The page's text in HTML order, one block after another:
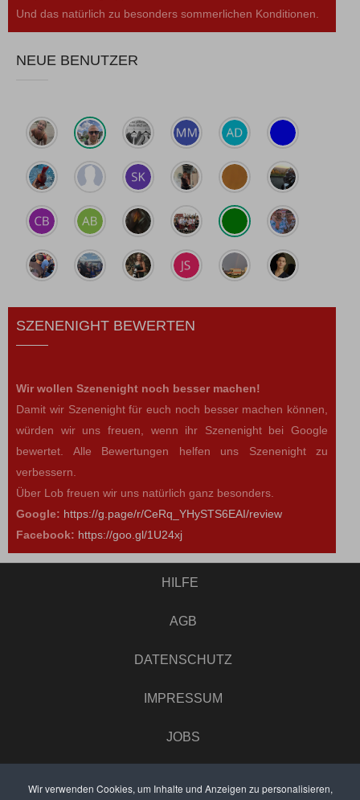
Wir verwenden Cookies, um Inhalte und Anzeigen zu personalisieren,
Und das natürlich zu besonders sommerlichen Konditionen.
NEUE BENUTZER
SZENENIGHT BEWERTEN
Wir wollen Szenenight noch besser machen!
Damit wir Szenenight für euch noch besser machen können,
würden wir uns freuen, wenn ihr Szenenight bei Google
bewertet. Alle Bewertungen helfen uns Szenenight zu
verbessern.
Über Lob freuen wir uns natürlich ganz besonders.
Google: https://g.page/r/CeRq_YHySTS6EAI/review
Facebook: https://goo.gl/1U24xj
HILFE
AGB
DATENSCHUTZ
IMPRESSUM
JOBS